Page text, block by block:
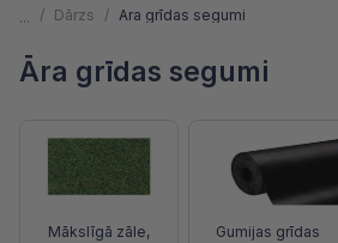
Dārzs Āra grīdas segumi
Āra grīdas segumi
Mākslīgā zāle,
Gumijas grīdas